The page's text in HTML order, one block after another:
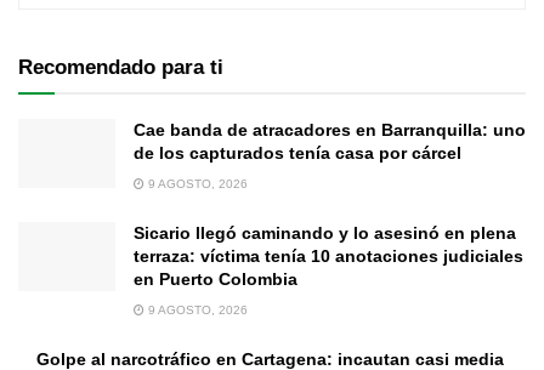
Recomendado para ti
Cae banda de atracadores en Barranquilla: uno
de los capturados tenía casa por cárcel
9 AGOSTO, 2026
Sicario llegó caminando y lo asesinó en plena
terraza: víctima tenía 10 anotaciones judiciales
en Puerto Colombia
9 AGOSTO, 2026
Golpe al narcotráfico en Cartagena: incautan casi media